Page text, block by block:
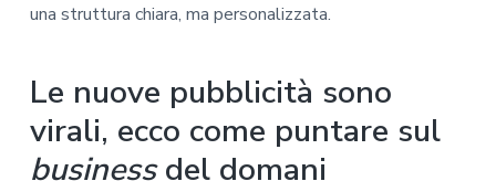
una struttura chiara, ma personalizzata.
Le nuove pubblicità sono
virali, ecco come puntare sul
businessdel domani